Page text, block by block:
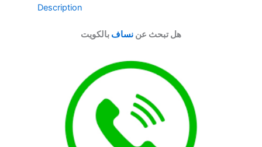
Description
هل تبحث عن نساف بالكويت